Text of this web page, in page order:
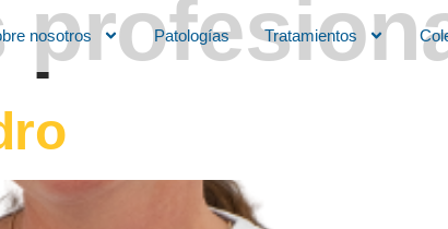
nosotros Patologías Tratamientos